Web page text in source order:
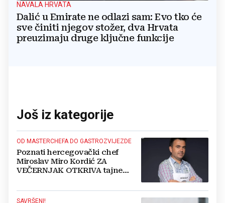
NAVALA HRVATA
Dalić u Emirate ne odlazi sam: Evo tko će
sve činiti njegov stožer, dva Hrvata
preuzimaju druge ključne funkcije
Još iz kategorije
OD MASTERCHEFA DO GASTROZVIJEZDE
Poznati hercegovački chef
Miroslav Miro Kordić ZA
VEČERNJAK OTKRIVA tajne
kulinarstva, nepoznate detalje iz
djetinjstva, životne ciljeve...
SAVRŠENI!